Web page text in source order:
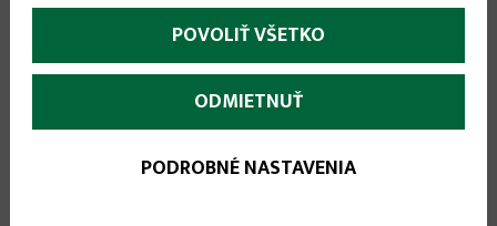
POVOLIŤ VŠETKO
ODMIETNUŤ
PODROBNÉ NASTAVENIA